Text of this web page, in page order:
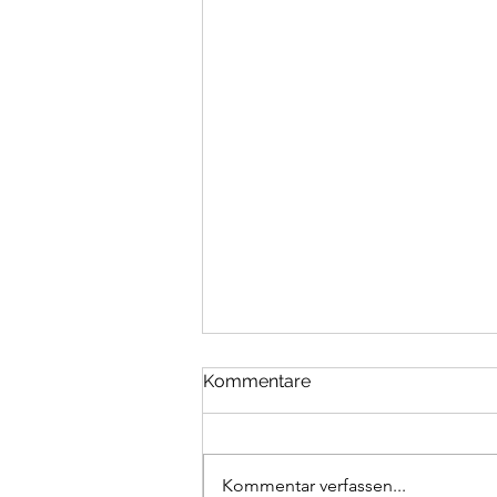
Berichtswünsche
Rechtsausschuss am 20.05.
Kommentare
Kommentar verfassen...